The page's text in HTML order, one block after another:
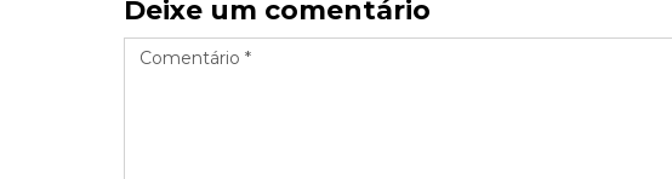
Deixe um comentário